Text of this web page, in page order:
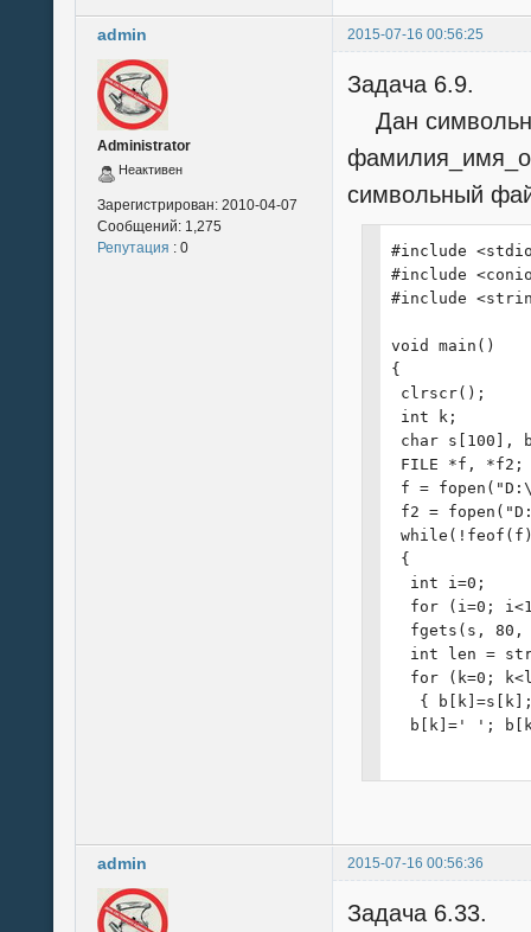
scanf
printf("[%d]
scanf
scanf
SFilm *temp
temp->Next =
temp->Prior
Film->Next =
Film->Prior
  Film = temp;
}
void
printf("|
Film = Start;
for (int i=0;
{
Film = Film-
void Find
for (int i=0;
{
  int yes = 0;
admin 2015-07-16 00:56:25
Administrator
Неактивен
Зарегистрирован: 2010-04-07
Сообщений: 1,275
Репутация : 0
Задача 6.9.
Дан
символьный
#include
#include
#include
void main()
{
clrscr();
int k;
char s[100],
FILE *f, *f2;
f =
f2 =
{
  int i=0;
for (i=0;
fgets(s, 80,
int len =
for (k=0;
{
b[k]=' ';
fputs(b,
}
fclose(f2);
admin 2015-07-16 00:56:36
Задача 6.33.